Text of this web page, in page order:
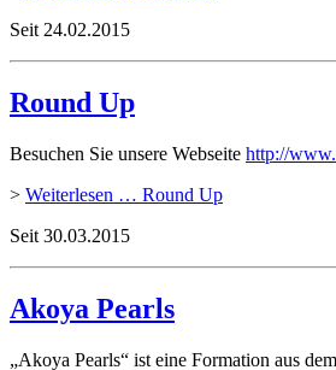
Seit 24.02.2015
Round Up
Besuchen Sie unsere Webseite http://
> Weiterlesen … Round Up
Seit 30.03.2015
Akoya Pearls
„Akoya Pearls“ ist eine Formation aus